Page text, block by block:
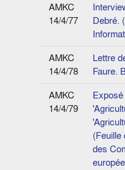
AMKC
14/4/77
Debré.
AMKC
14/4/78
Lettre
Faure.
AMKC
14/4/79
(Feuille
des